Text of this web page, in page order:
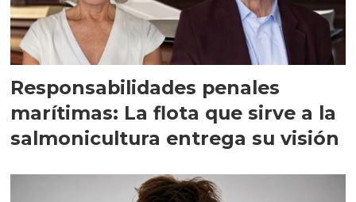
Responsabilidades penales
marítimas: La flota que sirve a la
salmonicultura entrega su visión